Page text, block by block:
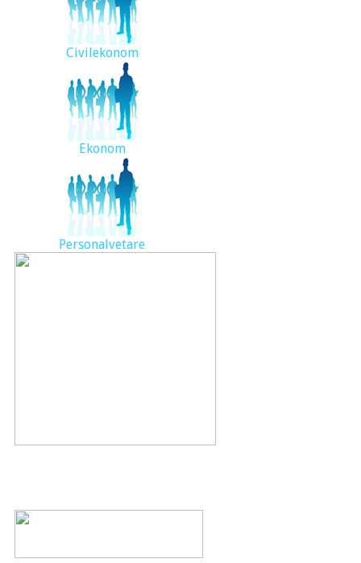
Civilekonom
Ekonom
Personalvetare